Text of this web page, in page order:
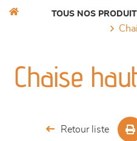
séjours
TOUS NOS
Chaise
Retour liste